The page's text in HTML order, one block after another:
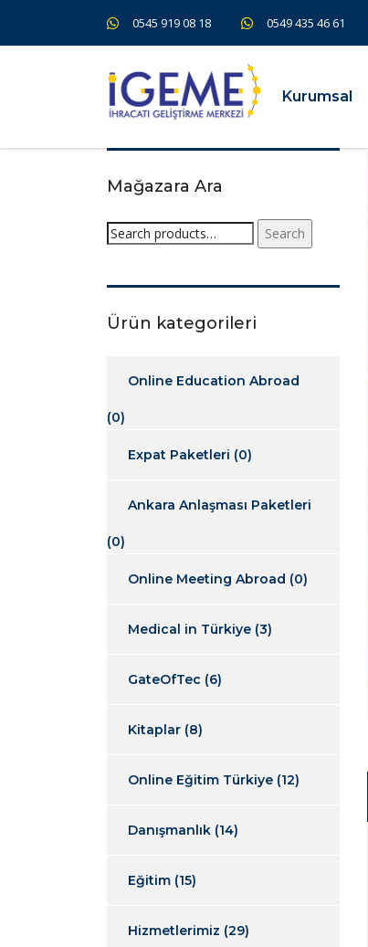
0545 919 08 18 0549 435 46 61
Kurumsal
Mağazara Ara
Search
Ürün kategorileri
Online Education Abroad
(0)
Expat Paketleri (0)
Ankara Anlaşması Paketleri
(0)
Online Meeting Abroad (0)
Medical in Türkiye (3)
GateOfTec (6)
Kitaplar (8)
Online Eğitim Türkiye (12)
Danışmanlık (14)
Eğitim (15)
Hizmetlerimiz (29)